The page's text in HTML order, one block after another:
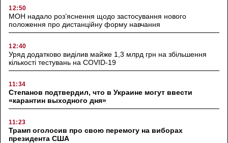
12:50
МОН надало роз’яснення щодо застосування нового
положення про дистанційну форму навчання
12:40
Уряд додатково виділив майже 1,3 млрд грн на збільшення
кількості тестувань на COVID-19
11:34
Степанов подтвердил, что в Украине могут ввести
«карантин выходного дня»
11:23
Трамп оголосив про свою перемогу на виборах
президента США